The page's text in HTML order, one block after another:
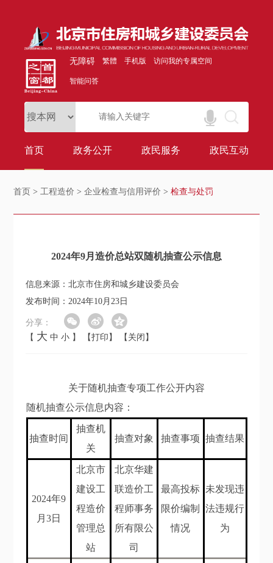
无障碍 繁體 手机版 访问我的专属空间
智能问答
首页 政务公开 政民服务 政民互动
首页 >工程造价 >企业检查与信用评价 >检查与处罚
2024年9月造价总站双随机抽查公示信息
信息来源：北京市住房和城乡建设委员会
发布时间：2024年10月23日
分享：
【 大 中 小 】 【打印】 【关闭】
关于随机抽查专项工作公开内容
随机抽查公示信息内容：
抽查时间
抽查机
关
抽查对象 抽查事项 抽查结果
2024年9
月3日
北京市
建设工
程造价
管理总
站
北京华建
联造价工
程师事务
所有限公
司
最高投标
限价编制
情况
未发现违
法违规行
为